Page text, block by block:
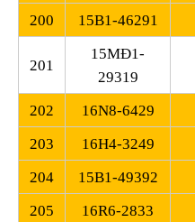
200
15B1-46291
201
15MĐ1-
29319
202
16N8-6429
203
16H4-3249
204
15B1-49392
205
16R6-2833